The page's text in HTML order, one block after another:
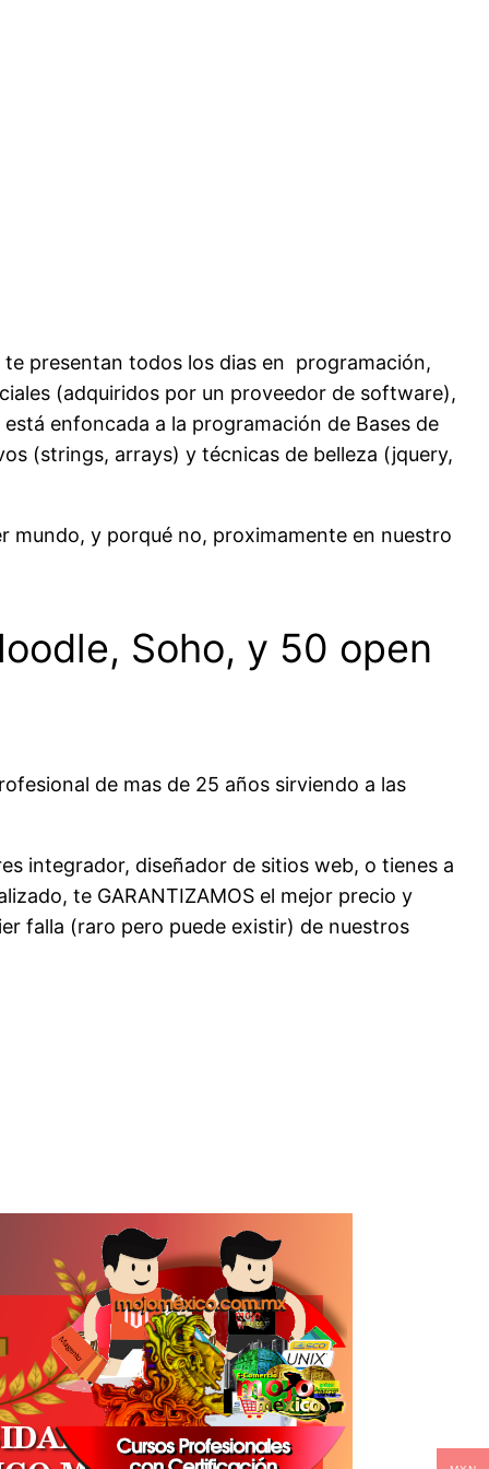
presentan todos los dias en programación,
(adquiridos por un proveedor de software),
enfoncada a la programación de Bases de
(strings, arrays) y técnicas de belleza (jquery,
mundo, y porqué no, proximamente en nuestro
Soho, y 50 open
de mas de 25 años sirviendo a las
integrador, diseñador de sitios web, o tienes a
te GARANTIZAMOS el mejor precio y
falla (raro pero puede existir) de nuestros